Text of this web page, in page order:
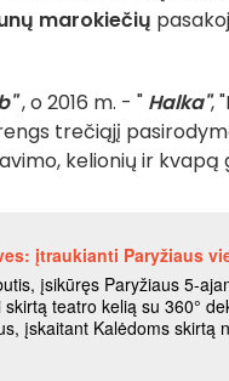
marokiečių
, o 2016 m. - " Halka",
trečiąjį
kelionių ir kvapą